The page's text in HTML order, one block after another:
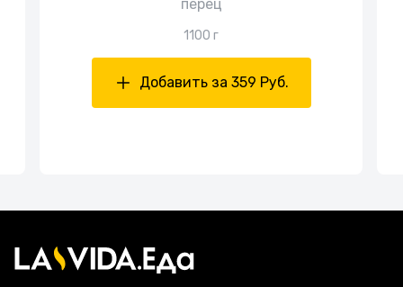
перец
1100 г
Добавить за 359 Руб.